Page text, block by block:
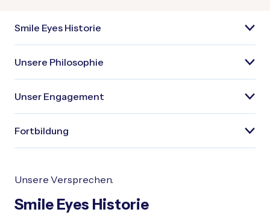
Smile Eyes Historie
Unsere Philosophie
Unser Engagement
Fortbildung
Unsere Versprechen.
Smile Eyes Historie